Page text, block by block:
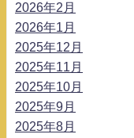
2026年2月
2026年1月
2025年12月
2025年11月
2025年10月
2025年9月
2025年8月